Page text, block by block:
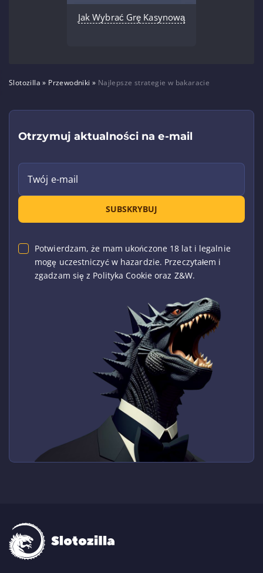
Slotozilla » Przewodniki » Najlepsze strategie w bakaracie
Jak Wybrać Grę Kasynową
Otrzymuj aktualności na e-mail
Twój e-mail
SUBSKRYBUJ
Potwierdzam, że mam ukończone 18 lat i legalnie
mogę uczestniczyć w hazardzie. Przeczytałem i
zgadzam się z Polityka Cookie oraz Z&W.